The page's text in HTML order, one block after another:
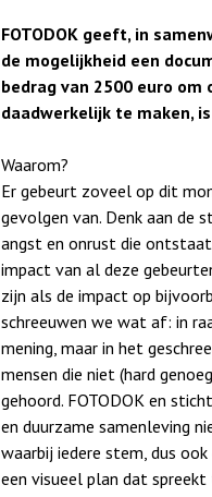
FOTODOK geeft, in
de mogelijkheid een
bedrag van 2500 euro
daadwerkelijk te maken,
Waarom?
Er gebeurt zoveel op dit
gevolgen van. Denk aan de
angst en onrust die
impact van al deze
zijn als de impact op
schreeuwen we wat af: in
mening, maar in het
mensen die niet (hard
gehoord. FOTODOK en
en duurzame samenleving
waarbij iedere stem, dus
een visueel plan dat